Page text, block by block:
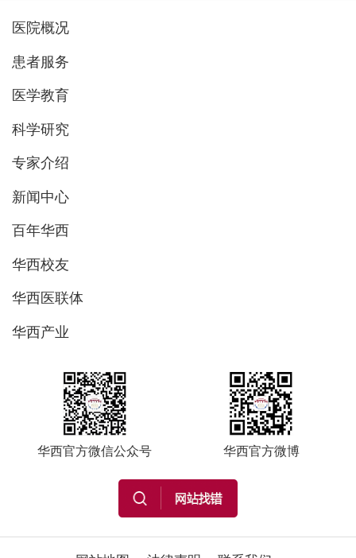
医院概况
患者服务
医学教育
科学研究
专家介绍
新闻中心
百年华西
华西校友
华西医联体
华西产业
华西官方微信公众号 华西官方微博